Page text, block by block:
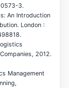
3.
An Introduction
London :
2012.
Management